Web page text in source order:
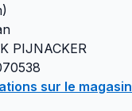
PIJNACKER
sur le magasin